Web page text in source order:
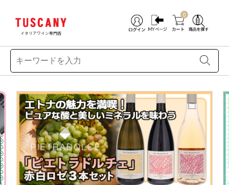
イタリアワイン専門店
0